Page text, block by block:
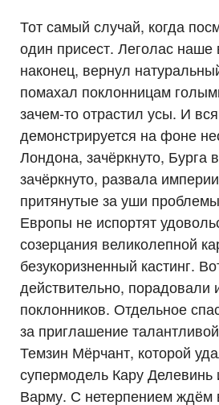
Тот самый случай, когда
один присест. Леголас
наконец, вернул
помахал поклонницам
зачем-то отрастил усы. И
демонстрируется на фоне
Лондона, зачёркнуто, Бурга
зачёркнуто, развала
притянутые за уши
Европы не испортят
созерцания великолепной
безукоризненный кастинг.
действительно, порадовали
поклонников. Отдельное
за приглашение
Темзин Мёрчант, которой
супермодель Кару
Варму. С нетерпением ждём